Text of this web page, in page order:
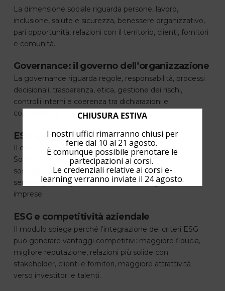
La dimensione sociale riguarda persone, lavoro,
inclusione, salute e sicurezza, benessere organizzativo,
pari opportunità, relazioni con il territorio, clienti, fornitori
e comunità.
Governance: il governo dell’organizzazione
La governance riguarda regole, responsabilità, processi
decisionali, trasparenza, etica, gestione dei rischi,
controlli interni e coerenza tra dichiarazioni e
comportamenti aziendali.
ESG e Agenda 2030
Il corso collega i criteri ESG agli Obiettivi di Sviluppo
Sostenibile dell’Agenda 2030, mostrando come
sostenibilità ambientale, sociale e organizzativa siano
sempre più integrate nella visione strategica delle
imprese.
ESG e competitività aziendale
Il modulo spiega perché l’integrazione dei criteri ESG
può generare vantaggi competitivi: maggiore fiducia,
migliore reputazione, relazioni più solide con
stakeholder, clienti e fornitori, maggiore attrattività
verso investitori e talenti.
CHIUSURA ESTIVA
I nostri uffici rimarranno chiusi per
ferie dal 10 al 21 agosto.
È comunque possibile prenotare le
partecipazioni ai corsi.
Le credenziali relative ai corsi e-
learning verranno inviate il 24 agosto.